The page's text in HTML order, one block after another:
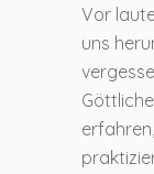
Vor
uns